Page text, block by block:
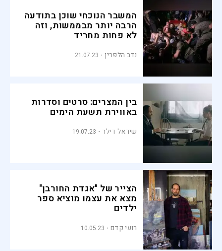
המשבר הנוכחי שוכן בתודעה
הרבה יותר מבממשות, וזה
לא פחות מחריד
נדב הלפרין 21.07.23
בין המצרים: סרטים וסדרות
באווירת תשעת הימים
שיראל דילר 19.07.23
הצייר של "אגדת החורבן"
מצא את עצמו מוציא ספר
ילדים
רועי קדם 10.05.23